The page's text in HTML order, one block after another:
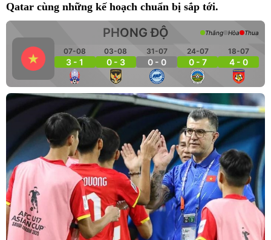
Qatar cùng những kế hoạch chuẩn bị sắp tới.
PHONG ĐỘ
07-08
3 - 1
03-08
0 - 3
31-07
0 - 0
24-07
0 - 7
18-07
4 - 0
Thắng Hòa Thua